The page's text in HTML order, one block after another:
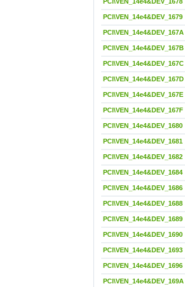
PCI\VEN_14e4&DEV_1678
PCI\VEN_14e4&DEV_1679
PCI\VEN_14e4&DEV_167A
PCI\VEN_14e4&DEV_167B
PCI\VEN_14e4&DEV_167C
PCI\VEN_14e4&DEV_167D
PCI\VEN_14e4&DEV_167E
PCI\VEN_14e4&DEV_167F
PCI\VEN_14e4&DEV_1680
PCI\VEN_14e4&DEV_1681
PCI\VEN_14e4&DEV_1682
PCI\VEN_14e4&DEV_1684
PCI\VEN_14e4&DEV_1686
PCI\VEN_14e4&DEV_1688
PCI\VEN_14e4&DEV_1689
PCI\VEN_14e4&DEV_1690
PCI\VEN_14e4&DEV_1693
PCI\VEN_14e4&DEV_1696
PCI\VEN_14e4&DEV_169A